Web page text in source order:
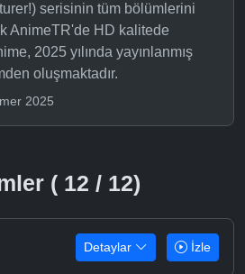
serisinin tüm bölümlerini
AnimeTR'de HD kalitede
2025 yılında yayınlanmış
oluşmaktadır.
2025
( 12 / 12)
Detaylar İzle